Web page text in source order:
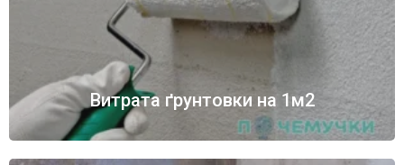
Витрата ґрунтовки на 1м2